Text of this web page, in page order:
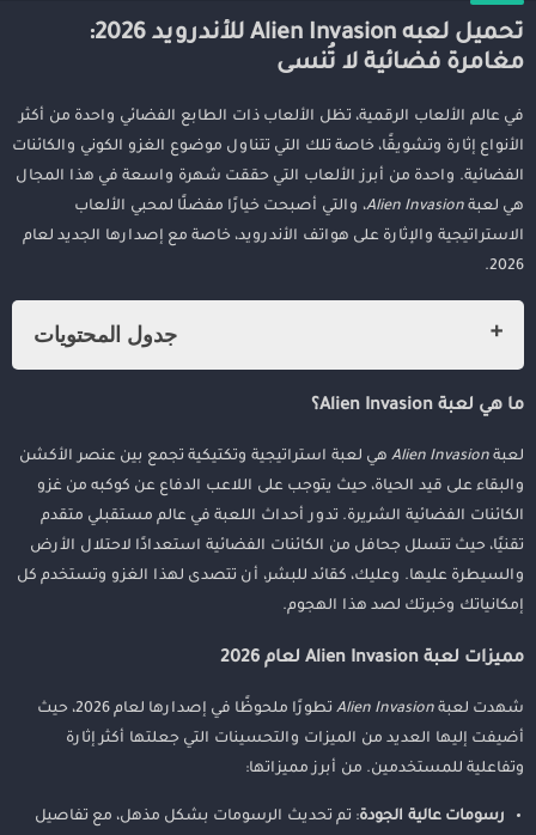
تحميل لعبه Alien Invasion للأندرويد 2026:
مغامرة فضائية لا تُنسى
في عالم الألعاب الرقمية، تظل الألعاب ذات الطابع الفضائي واحدة من أكثر
الأنواع إثارة وتشويقًا، خاصة تلك التي تتناول موضوع الغزو الكوني والكائنات
الفضائية. واحدة من أبرز الألعاب التي حققت شهرة واسعة في هذا المجال
هي لعبة Alien Invasion، والتي أصبحت خيارًا مفضلًا لمحبي الألعاب
الاستراتيجية والإثارة على هواتف الأندرويد، خاصة مع إصدارها الجديد لعام
2026.
جدول المحتويات
ما هي لعبة Alien Invasion؟
مميزات لعبة Alien Invasion لعام 2026
كيفية تحميل لعبة Alien Invasion على الأندرويد 2026
نصائح مهمة قبل تحميل اللعبة
لماذا يجب أن تلعب Alien Invasion في 2026؟
الخلاصة
ما هي لعبة Alien Invasion؟
لعبة Alien Invasion هي لعبة استراتيجية وتكتيكية تجمع بين عنصر الأكشن
والبقاء على قيد الحياة، حيث يتوجب على اللاعب الدفاع عن كوكبه من غزو
الكائنات الفضائية الشريرة. تدور أحداث اللعبة في عالم مستقبلي متقدم
تقنيًا، حيث تتسلل جحافل من الكائنات الفضائية استعدادًا لاحتلال الأرض
والسيطرة عليها. وعليك، كقائد للبشر، أن تتصدى لهذا الغزو وتستخدم كل
إمكانياتك وخبرتك لصد هذا الهجوم.
مميزات لعبة Alien Invasion لعام 2026
شهدت لعبة Alien Invasion
تطورًا ملحوظًا في إصدارها لعام 2026، حيث
أضيفت إليها العديد من الميزات والتحسينات التي جعلتها أكثر إثارة
وتفاعلية للمستخدمين. من أبرز مميزاتها:
رسومات عالية الجودة: تم تحديث الرسومات بشكل مذهل، مع تفاصيل